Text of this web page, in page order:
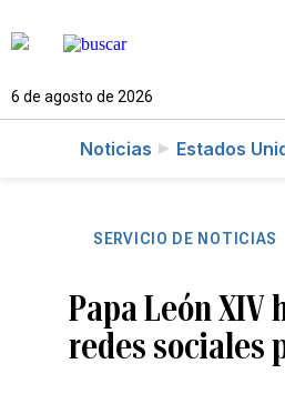
6 de agosto de 2026
Noticias Estados
SERVICIO DE NOTICIAS
Papa León XIV
redes sociales